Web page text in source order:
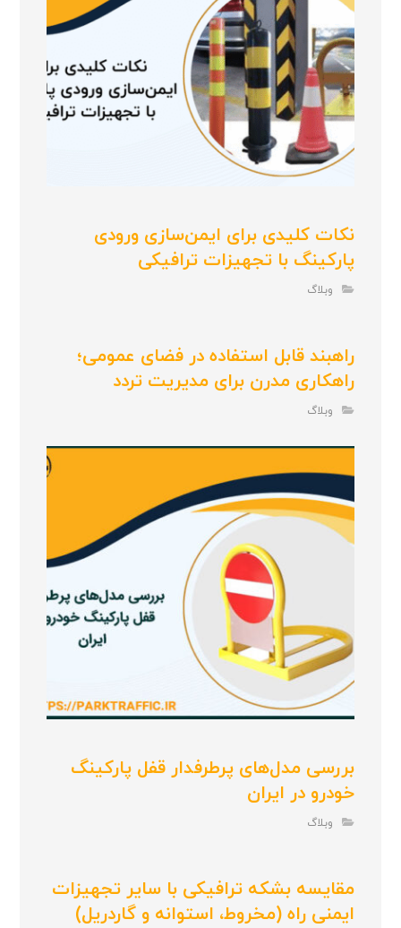
نکات کلیدی برای ایمن‌سازی ورودی
پارکینگ با تجهیزات ترافیکی
وبلاگ
راهبند قابل استفاده در فضای عمومی؛
راهکاری مدرن برای مدیریت تردد
وبلاگ
بررسی مدل‌های پرطرفدار قفل پارکینگ
خودرو در ایران
وبلاگ
مقایسه بشکه ترافیکی با سایر تجهیزات
ایمنی راه (مخروط، استوانه و گاردریل)